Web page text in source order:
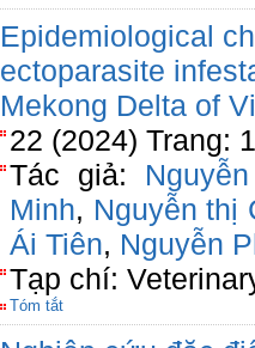
Epidemiological
ectoparasite
Mekong Delta of
22 (2024) Trang:
Tác giả:
Minh, Nguyễn thị
Ái Tiên, Nguyễn
Tạp chí:
Tóm tắt